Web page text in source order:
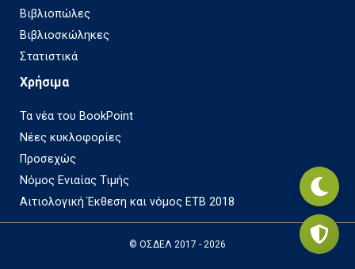
Βιβλιοπώλες
Βιβλιοσκώληκες
Στατιστικά
Χρήσιμα
Τα νέα του BookPoint
Νέες κυκλοφορίες
Προσεχώς
Νόμος Ενιαίας Τιμής
Αιτιολογική Έκθεση και νόμος ΕΤΒ 2018
© ΟΣΔΕΛ 2017 - 2026